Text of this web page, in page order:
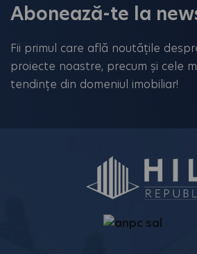
image
continue.
Abonează-te la
Fii primul care află noutățile
proiecte noastre, precum și cele
tendințe din domeniul imobiliar!